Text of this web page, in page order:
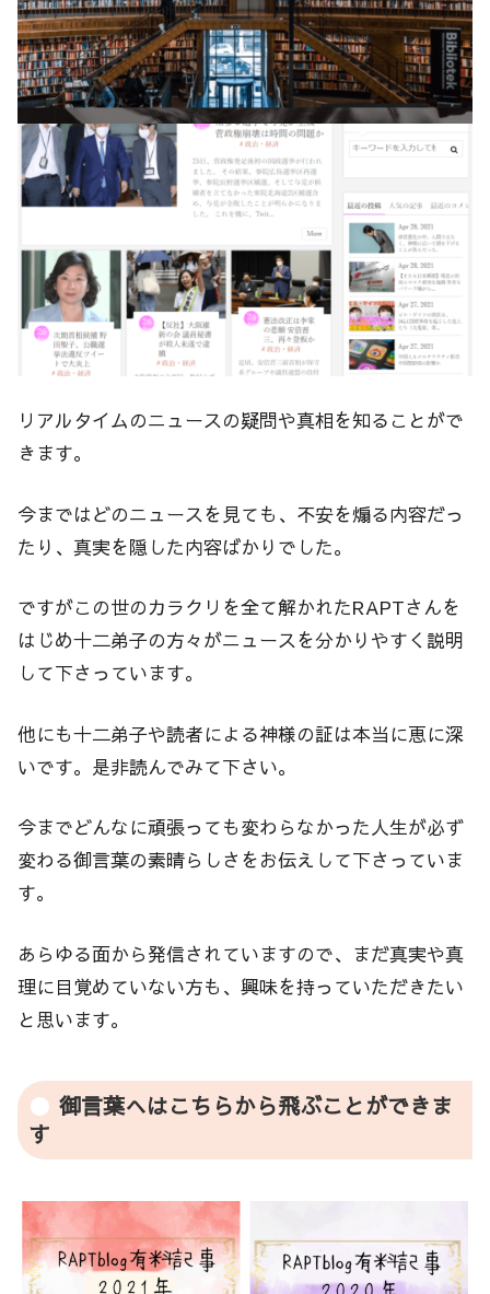
リアルタイムのニュースの疑問や真相を知ることがで
きます。
今まではどのニュースを見ても、不安を煽る内容だっ
たり、真実を隠した内容ばかりでした。
ですがこの世のカラクリを全て解かれたRAPTさんを
はじめ十二弟子の方々がニュースを分かりやすく説明
して下さっています。
他にも十二弟子や読者による神様の証は本当に恵に深
いです。是非読んでみて下さい。
今までどんなに頑張っても変わらなかった人生が必ず
変わる御言葉の素晴らしさをお伝えして下さっていま
す。
あらゆる面から発信されていますので、まだ真実や真
理に目覚めていない方も、興味を持っていただきたい
と思います。
御言葉へはこちらから飛ぶことができま
す